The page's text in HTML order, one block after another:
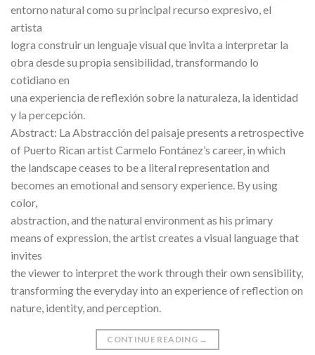
entorno natural como su principal recurso expresivo, el
artista
logra construir un lenguaje visual que invita a interpretar la
obra desde su propia sensibilidad, transformando lo
cotidiano en
una experiencia de reflexión sobre la naturaleza, la identidad
y la percepción.
Abstract: La Abstracción del paisaje presents a retrospective
of Puerto Rican artist Carmelo Fontánez’s career, in which
the landscape ceases to be a literal representation and
becomes an emotional and sensory experience. By using
color,
abstraction, and the natural environment as his primary
means of expression, the artist creates a visual language that
invites
the viewer to interpret the work through their own sensibility,
transforming the everyday into an experience of reflection on
nature, identity, and perception.
CONTINUE READING →